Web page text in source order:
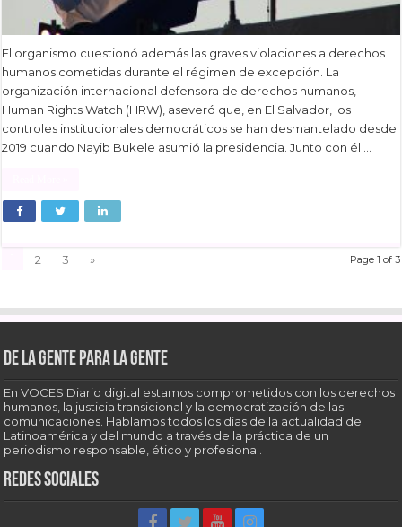
El organismo cuestionó además las graves violaciones a derechos
humanos cometidas durante el régimen de excepción. La
organización internacional defensora de derechos humanos,
Human Rights Watch (HRW), aseveró que, en El Salvador, los
controles institucionales democráticos se han desmantelado desde
2019 cuando Nayib Bukele asumió la presidencia. Junto con él …
Page 1 of 3
2 3 »
De la gente para la gente
En VOCES Diario digital estamos comprometidos con los derechos
humanos, la justicia transicional y la democratización de las
comunicaciones. Hablamos todos los días de la actualidad de
Latinoamérica y del mundo a través de la práctica de un
periodismo responsable, ético y profesional.
Redes sociales